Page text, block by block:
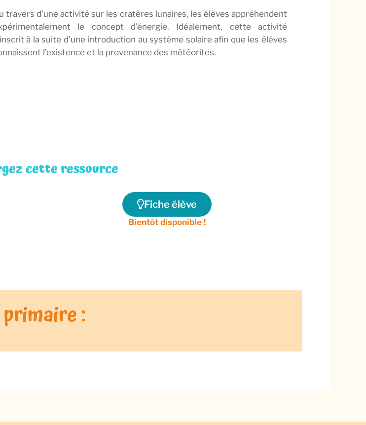
travers d’une activité sur les cratères lunaires, les élèves appréhendent
le concept d’énergie. Idéalement, cette activité
à la suite d’une introduction au système solaire afin que les élèves
l’existence et la provenance des météorites.
cette ressource
Fiche élève
Bientôt disponible !
primaire :